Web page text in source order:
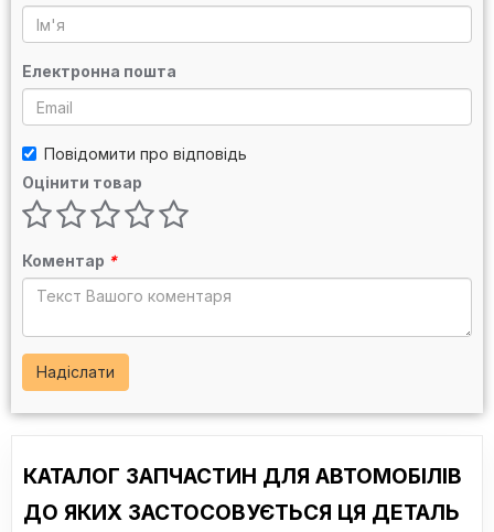
Електронна пошта
Повідомити про відповідь
Оцінити товар
Коментар *
Надіслати
КАТАЛОГ ЗАПЧАСТИН ДЛЯ АВТОМОБІЛІВ
ДО ЯКИХ ЗАСТОСОВУЄТЬСЯ ЦЯ ДЕТАЛЬ